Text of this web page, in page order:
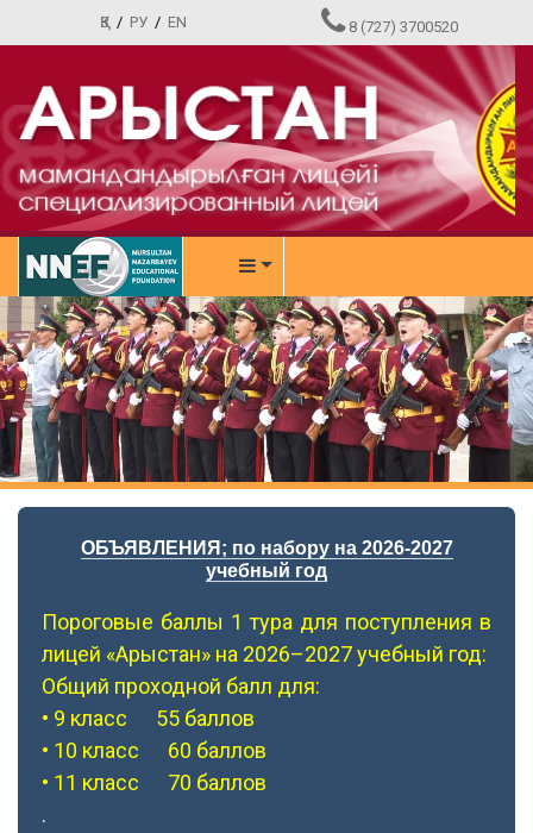
ҚЗ/ РУ / EN 8 (727) 3700520
ОБЪЯВЛЕНИЯ; по набору на 2026-2027
учебный год
Пороговые баллы 1 тура для поступления в
лицей «Арыстан» на 2026–2027 учебный год:
Общий проходной балл для:
• 9 класс 55 баллов
• 10 класс 60 баллов
• 11 класс 70 баллов
.